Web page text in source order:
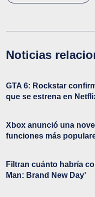
Noticias
GTA 6: Rockstar
que se estrena en
Xbox anunció una
funciones más
Filtran cuánto habría
Man: Brand New Day'